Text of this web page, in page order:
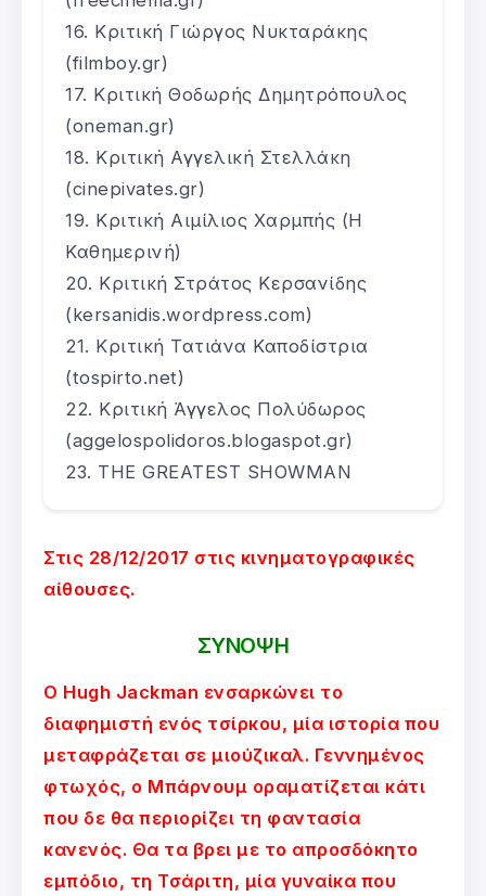
Κριτική Γιώργος Νυκταράκης
(filmboy.gr)
Κριτική Θοδωρής Δημητρόπουλος
(oneman.gr)
Κριτική Αγγελική Στελλάκη
(cinepivates.gr)
Κριτική Αιμίλιος Χαρμπής (Η
Καθημερινή)
Κριτική Στράτος Κερσανίδης
(kersanidis.wordpress.com)
Κριτική Τατιάνα Καποδίστρια
(tospirto.net)
Κριτική Άγγελος Πολύδωρος
(aggelospolidoros.blogaspot.gr)
THE GREATEST SHOWMAN
Στις 28/12/2017 στις κινηματογραφικές
αίθουσες.
ΣΥΝΟΨΗ
Ο Hugh Jackman ενσαρκώνει το
διαφημιστή ενός τσίρκου, μία ιστορία που
μεταφράζεται σε μιούζικαλ. Γεννημένος
φτωχός, ο Μπάρνουμ οραματίζεται κάτι
που δε θα περιορίζει τη φαντασία
κανενός. Θα τα βρει με το απροσδόκητο
εμπόδιο, τη Τσάριτη, μία γυναίκα που